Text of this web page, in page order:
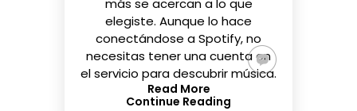
más se acercan a lo que
elegiste. Aunque lo hace
conectándose a Spotify, no
necesitas tener una cuenta en
el servicio para descubrir música.
Read More
Continue Reading